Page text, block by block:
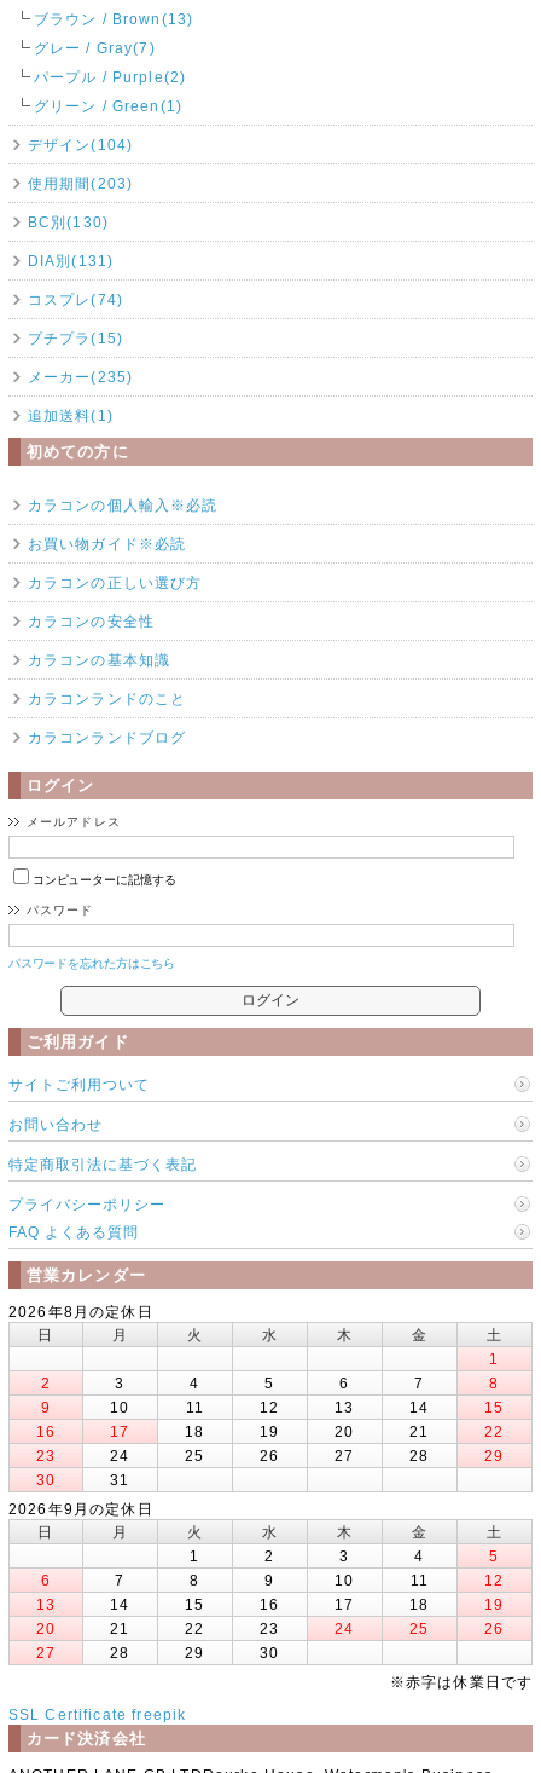
ブラウン / Brown(13)
グレー / Gray(7)
パープル / Purple(2)
グリーン / Green(1)
デザイン(104)
使用期間(203)
BC別(130)
DIA別(131)
コスプレ(74)
プチプラ(15)
メーカー(235)
追加送料(1)
初めての方に
カラコンの個人輸入※必読
お買い物ガイド※必読
カラコンの正しい選び方
カラコンの安全性
カラコンの基本知識
カラコンランドのこと
カラコンランドブログ
ログイン
メールアドレス
コンピューターに記憶する
パスワード
パスワードを忘れた方はこちら
ご利用ガイド
サイトご利用ついて
お問い合わせ
特定商取引法に基づく表記
プライバシーポリシー
FAQ よくある質問
営業カレンダー
2026年8月の定休日
日
月 火 水 木 金
土
1
2
3 4 5 6 7
8
9
10 11 12 13 14
15
16
17 18 19 20 21
22
23
24 25 26 27 28
29
30
31
2026年9月の定休日
日
月 火 水 木 金
土
1
2 3 4
5
6
7 8 9 10 11
12
13
14 15 16 17 18
19
20
21 22 23 24 25
26
27
28 29
30
※赤字は休業日です
SSL Certificate freepik
カード決済会社